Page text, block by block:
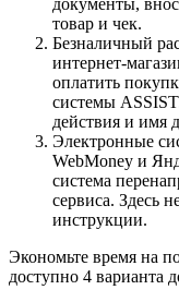
товар и чек.
Безналичный
интернет-
оплатить
системы
действия и имя
Электронные
WebMoney и
система
сервиса. Здесь
инструкции.
Экономьте время на
доступно 4 варианта